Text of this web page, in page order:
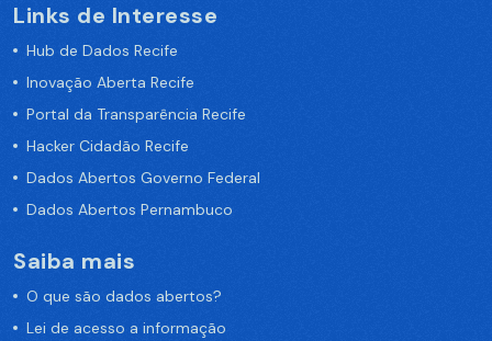
Links de Interesse
Hub de Dados Recife
Inovação Aberta Recife
Portal da Transparência Recife
Hacker Cidadão Recife
Dados Abertos Governo Federal
Dados Abertos Pernambuco
Saiba mais
O que são dados abertos?
Lei de acesso a informação